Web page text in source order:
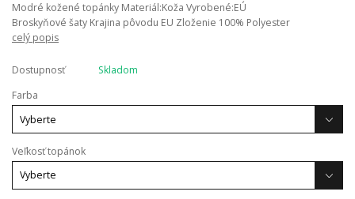
Modré kožené topánky Materiál:Koža Vyrobené:EÚ
Broskyňové šaty Krajina pôvodu EU Zloženie 100% Polyester
celý popis
Dostupnosť
Skladom
Farba
Veľkosť topánok